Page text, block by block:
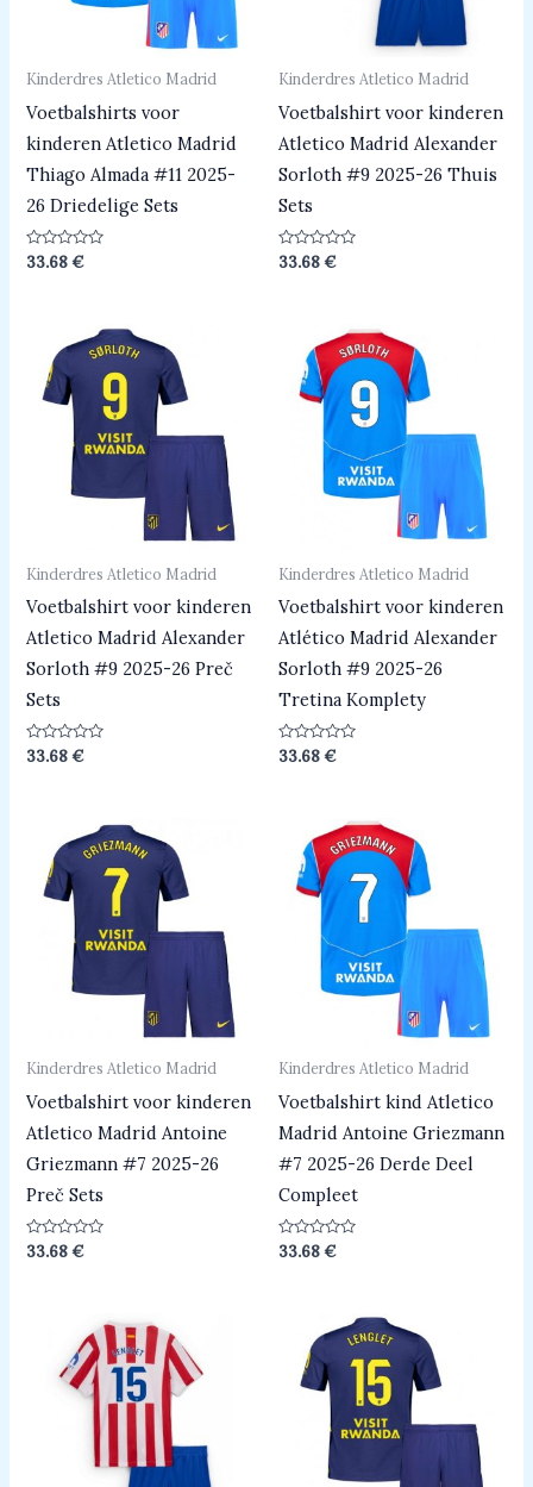
Kinderdres Atletico Madrid
Voetbalshirts voor
kinderen Atletico Madrid
Thiago Almada #11 2025-
26 Driedelige Sets
Beoordeeld
0
33.68€
Kinderdres Atletico Madrid
Voetbalshirt voor kinderen
Atletico Madrid Alexander
Sorloth #9 2025-26 Thuis
Sets
Beoordeeld
0
33.68€
Kinderdres Atletico Madrid
Voetbalshirt voor kinderen
Atletico Madrid Alexander
Sorloth #9 2025-26 Preč
Sets
Beoordeeld
33.68€
Kinderdres Atletico Madrid
Voetbalshirt voor kinderen
Atlético Madrid Alexander
Sorloth #9 2025-26
Tretina Komplety
Beoordeeld
33.68€
Kinderdres Atletico Madrid
Voetbalshirt voor kinderen
Atletico Madrid Antoine
Griezmann #7 2025-26
Preč Sets
Beoordeeld
0
33.68€
Kinderdres Atletico Madrid
Voetbalshirt kind Atletico
Madrid Antoine Griezmann
#7 2025-26 Derde Deel
Compleet
Beoordeeld
0
33.68€